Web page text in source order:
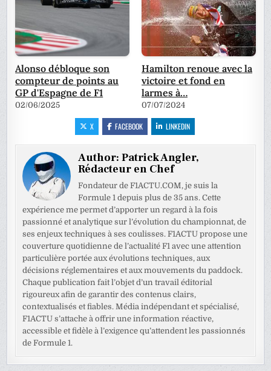
Alonso débloque son
compteur de points au
GP d'Espagne de F1
02/06/2025
Hamilton renoue avec la
victoire et fond en
larmes à…
07/07/2024
X FACEBOOK LINKEDIN
Author:Patrick Angler,
Rédacteur en Chef
Fondateur de F1ACTU.COM, je suis la
Formule 1 depuis plus de 35 ans. Cette
expérience me permet d’apporter un regard à la fois
passionné et analytique sur l’évolution du championnat, de
ses enjeux techniques à ses coulisses. F1ACTU propose une
couverture quotidienne de l’actualité F1 avec une attention
particulière portée aux évolutions techniques, aux
décisions réglementaires et aux mouvements du paddock.
Chaque publication fait l’objet d’un travail éditorial
rigoureux afin de garantir des contenus clairs,
contextualisés et fiables. Média indépendant et spécialisé,
F1ACTU s’attache à offrir une information réactive,
accessible et fidèle à l’exigence qu’attendent les passionnés
de Formule 1.